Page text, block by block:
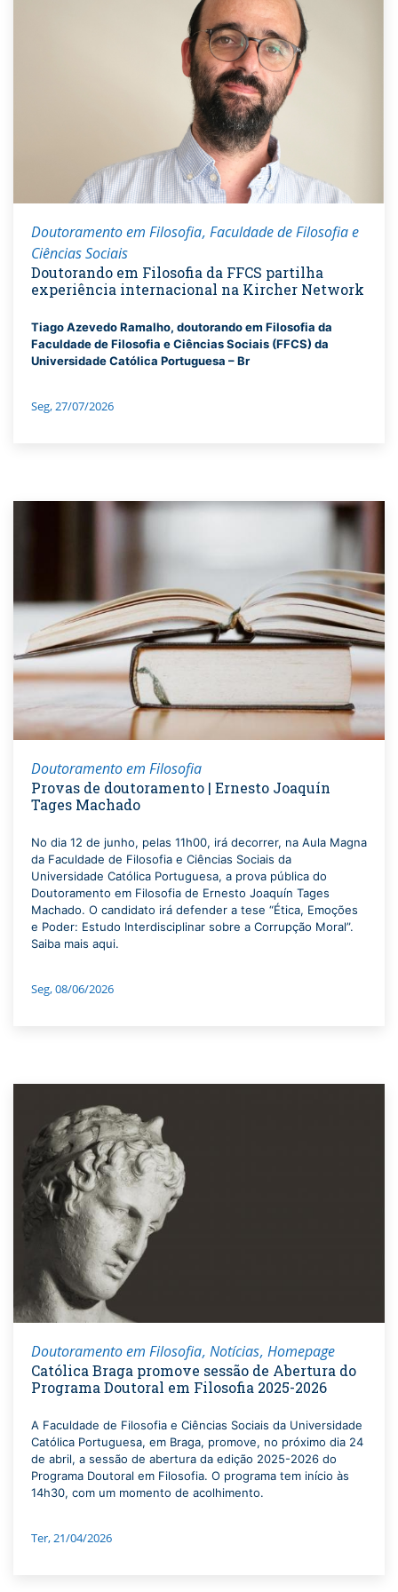
Doutoramento em Filosofia Faculdade de Filosofia e
Ciências Sociais
Doutorando em Filosofia da FFCS partilha
experiência internacional na Kircher Network
Tiago Azevedo Ramalho, doutorando em Filosofia da
Faculdade de Filosofia e Ciências Sociais (FFCS) da
Universidade Católica Portuguesa – Br
Seg, 27/07/2026
Doutoramento em Filosofia
Provas de doutoramento | Ernesto Joaquín
Tages Machado
No dia 12 de junho, pelas 11h00, irá decorrer, na Aula Magna
da Faculdade de Filosofia e Ciências Sociais da
Universidade Católica Portuguesa, a prova pública do
Doutoramento em Filosofia de Ernesto Joaquín Tages
Machado. O candidato irá defender a tese “Ética, Emoções
e Poder: Estudo Interdisciplinar sobre a Corrupção Moral”.
Saiba mais aqui.
Seg, 08/06/2026
Doutoramento em Filosofia Notícias Homepage
Católica Braga promove sessão de Abertura do
Programa Doutoral em Filosofia 2025-2026
A Faculdade de Filosofia e Ciências Sociais da Universidade
Católica Portuguesa, em Braga, promove, no próximo dia 24
de abril, a sessão de abertura da edição 2025-2026 do
Programa Doutoral em Filosofia. O programa tem início às
14h30, com um momento de acolhimento.
Ter, 21/04/2026